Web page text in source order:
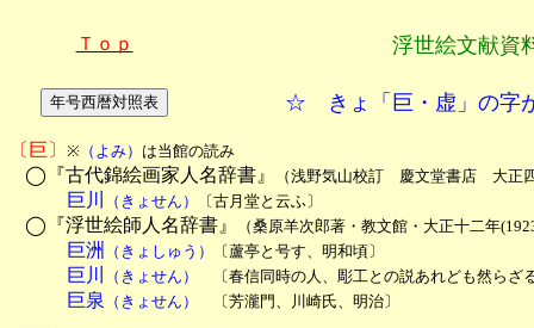
Ｔｏｐ 浮世絵文献資
☆ きょ「巨・虚」の字
〔巨〕 ※ （よみ） は当館の読み
◯『古代錦絵画家人名辞書』 （浅野気山校訂　慶文堂書店　大正
巨川 （きょせん） 〔古月堂と云ふ〕
◯『浮世絵師人名辞書』 （桑原羊次郎著・教文館・大正十二年
巨洲 （きょしゅう） 〔蘆亭と号す、明和頃〕
巨川 （きょせん） 〔春信同時の人、彫工との説あれども然らざ
巨泉 （きょせん） 〔芳瀧門、川崎氏、明治〕